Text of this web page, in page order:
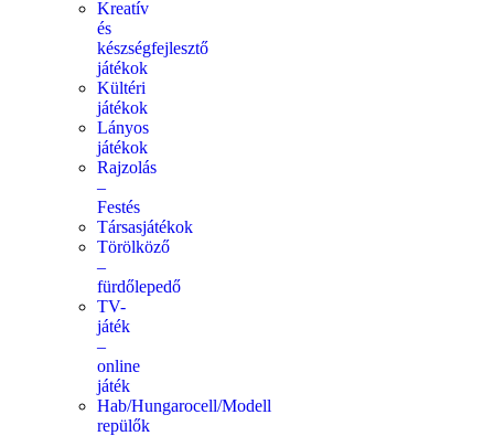
Kreatív
és
készségfejlesztő
játékok
Kültéri
játékok
Lányos
játékok
Rajzolás
–
Festés
Társasjátékok
Törölköző
–
fürdőlepedő
TV-
játék
–
online
játék
Hab/Hungarocell/Modell
repülők